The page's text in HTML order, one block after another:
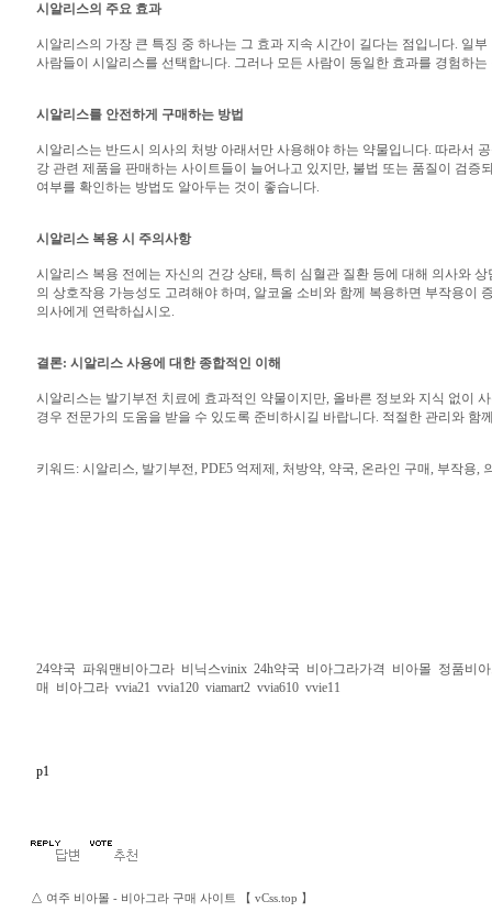
시알리스의 주요 효과
시알리스의 가장 큰 특징 중 하나는 그 효과 지속 시간이 길다는 점입니다. 일
사람들이 시알리스를 선택합니다. 그러나 모든 사람이 동일한 효과를 경험하
시알리스를 안전하게 구매하는 방법
시알리스는 반드시 의사의 처방 아래서만 사용해야 하는 약물입니다. 따라서
강 관련 제품을 판매하는 사이트들이 늘어나고 있지만, 불법 또는 품질이 검
여부를 확인하는 방법도 알아두는 것이 좋습니다.
시알리스 복용 시 주의사항
시알리스 복용 전에는 자신의 건강 상태, 특히 심혈관 질환 등에 대해 의사와
의 상호작용 가능성도 고려해야 하며, 알코올 소비와 함께 복용하면 부작용이
의사에게 연락하십시오.
결론: 시알리스 사용에 대한 종합적인 이해
시알리스는 발기부전 치료에 효과적인 약물이지만, 올바른 정보와 지식 없이
경우 전문가의 도움을 받을 수 있도록 준비하시길 바랍니다. 적절한 관리와
키워드: 시알리스, 발기부전, PDE5 억제제, 처방약, 약국, 온라인 구매, 부작용,
24약국 파워맨비아그라 비닉스vinix 24h약국 비아그라가격 비아몰 정품비
매
비아그라 vvia21 vvia120 viamart2 vvia610 vvie11
p1
△ 여주 비아몰 - 비아그라 구매 사이트 【 vCss.top 】